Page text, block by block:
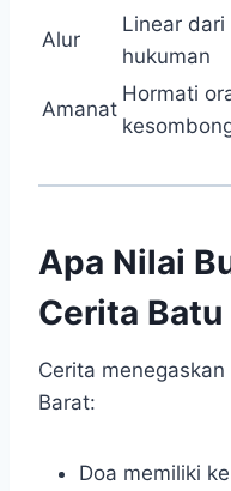
Alur
Linear dari
hukuman
Amanat
Hormati
Apa Nilai
Cerita
Cerita
Barat:
Doa memiliki